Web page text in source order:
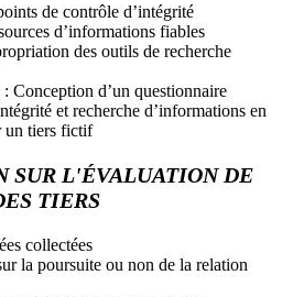
de contrôle d’intégrité
d’informations fiables
des outils de recherche
Conception d’un questionnaire
et recherche d’informations en
un tiers fictif
SUR L'ÉVALUATION DE
TIERS
collectées
la poursuite ou non de la relation